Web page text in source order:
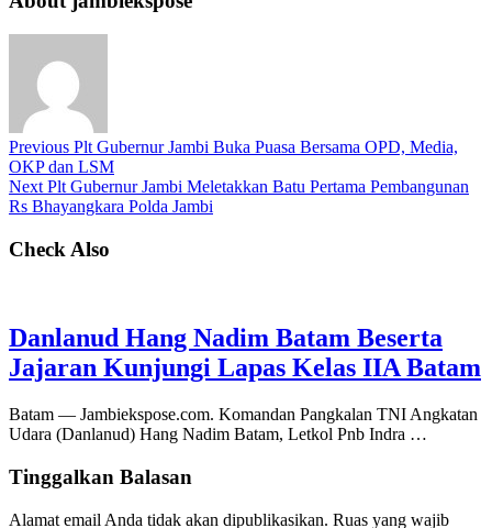
Previous Plt Gubernur Jambi Buka Puasa Bersama OPD, Media,
OKP dan LSM
Next Plt Gubernur Jambi Meletakkan Batu Pertama Pembangunan
Rs Bhayangkara Polda Jambi
Check Also
Danlanud Hang Nadim Batam Beserta
Jajaran Kunjungi Lapas Kelas IIA Batam
Batam — Jambiekspose.com. Komandan Pangkalan TNI Angkatan
Udara (Danlanud) Hang Nadim Batam, Letkol Pnb Indra …
Tinggalkan Balasan
Alamat email Anda tidak akan dipublikasikan. Ruas yang wajib